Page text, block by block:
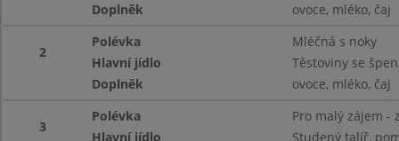
Doplněk
ovoce, mléko, čaj
2
Polévka
Mléčná s noky
Hlavní jídlo
Těstoviny se
Doplněk
ovoce, mléko, čaj
3
Polévka
Pro malý zájem -
Hlavní jídlo
Studený talíř,